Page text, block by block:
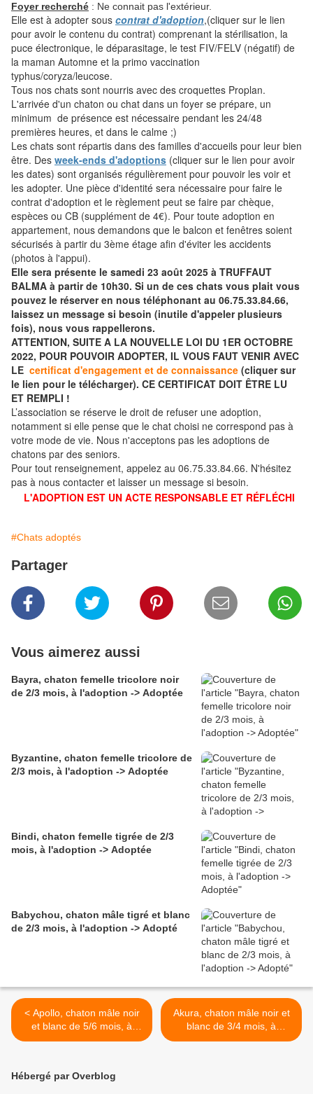
Foyer recherché : Ne connait pas l'extérieur.
Elle est à adopter sous contrat d'adoption,(cliquer sur le lien
pour avoir le contenu du contrat) comprenant la stérilisation, la
puce électronique, le déparasitage, le test FIV/FELV (négatif) de
la maman Automne et la primo vaccination
typhus/coryza/leucose.
Tous nos chats sont nourris avec des croquettes Proplan.
L'arrivée d'un chaton ou chat dans un foyer se prépare, un
minimum de présence est nécessaire pendant les 24/48
premières heures, et dans le calme ;)
Les chats sont répartis dans des familles d'accueils pour leur bien
être. Des week-ends d'adoptions (cliquer sur le lien pour avoir
les dates) sont organisés régulièrement pour pouvoir les voir et
les adopter. Une pièce d'identité sera nécessaire pour faire le
contrat d'adoption et le règlement peut se faire par chèque,
espèces ou CB (supplément de 4€). Pour toute adoption en
appartement, nous demandons que le balcon et fenêtres soient
sécurisés à partir du 3ème étage afin d'éviter les accidents
(photos à l'appui).
Elle sera présente le samedi 23 août 2025 à TRUFFAUT
BALMA à partir de 10h30. Si un de ces chats vous plait vous
pouvez le réserver en nous téléphonant au 06.75.33.84.66,
laissez un message si besoin (inutile d'appeler plusieurs
fois), nous vous rappellerons.
ATTENTION, SUITE A LA NOUVELLE LOI DU 1ER OCTOBRE
2022, POUR POUVOIR ADOPTER, IL VOUS FAUT VENIR AVEC
LE certificat d'engagement et de connaissance (cliquer sur
le lien pour le télécharger). CE CERTIFICAT DOIT ÊTRE LU
ET REMPLI !
L’association se réserve le droit de refuser une adoption,
notamment si elle pense que le chat choisi ne correspond pas à
votre mode de vie. Nous n'acceptons pas les adoptions de
chatons par des seniors.
Pour tout renseignement, appelez au 06.75.33.84.66. N'hésitez
pas à nous contacter et laisser un message si besoin.
L'ADOPTION EST UN ACTE RESPONSABLE ET RÉFLÉCHI
#Chats adoptés
Partager
Vous aimerez aussi
Bayra, chaton femelle tricolore noir
de 2/3 mois, à l'adoption -> Adoptée
Byzantine, chaton femelle tricolore de
2/3 mois, à l'adoption -> Adoptée
Bindi, chaton femelle tigrée de 2/3
mois, à l'adoption -> Adoptée
Babychou, chaton mâle tigré et blanc
de 2/3 mois, à l'adoption -> Adopté
< Apollo, chaton mâle noir
et blanc de 5/6 mois, à
l'adoption -> adopté avec
Akura, chaton mâle noir et
blanc de 3/4 mois, à
l'adoption -> adopté avec
Hébergé par Overblog